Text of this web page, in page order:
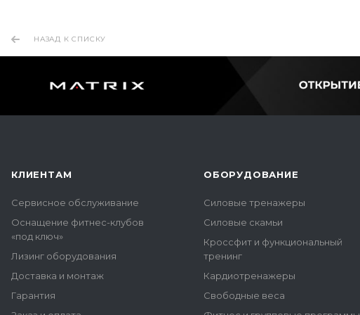
НАЗАД К СПИСКУ
КЛИЕНТАМ
Сервисное обслуживание
Оснащение фитнес-клубов
«под ключ»
Лизинг оборудования
Доставка и монтаж
Гарантия
ОБОРУДОВАНИЕ
Силовые тренажеры
Силовые скамьи
Кроссфит и функциональный
тренинг
Кардиотренажеры
Свободные веса